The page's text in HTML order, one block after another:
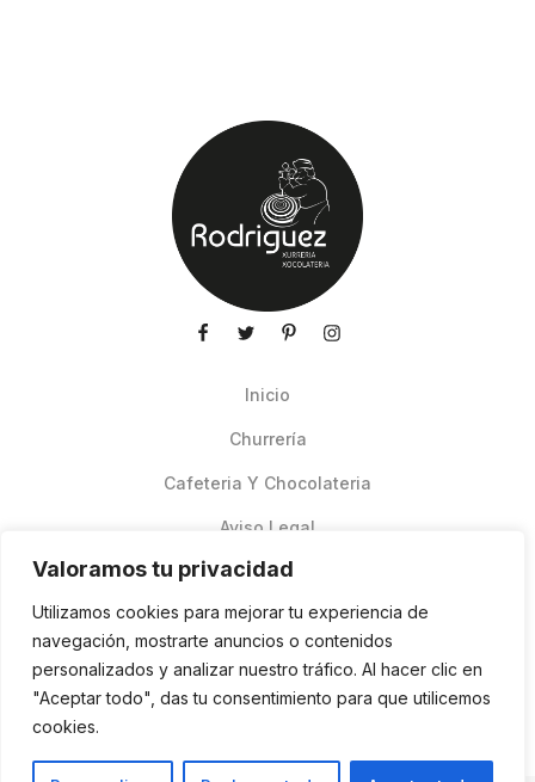
Valoramos tu privacidad
Utilizamos cookies para mejorar tu experiencia de
navegación, mostrarte anuncios o contenidos
personalizados y analizar nuestro tráfico. Al hacer clic en
"Aceptar todo", das tu consentimiento para que utilicemos
cookies.
Inicio
Churrería
Cafeteria Y Chocolateria
Aviso Legal
Pedidos Online Glovo
Contacto